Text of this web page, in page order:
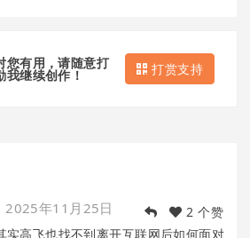
您有用，请随意打
我继续创作！ 打赏支持
2025年11月25日
2 个赞
实高飞也找不到离开互联网后如何面对